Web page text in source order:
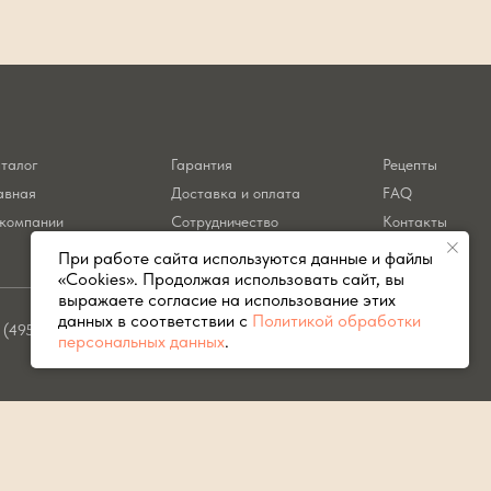
Гарантия
Доставка и оплата
Сотрудничество
Рецепты
FAQ
Контакты
(495) 183-91-32 info@primogrill.ru
При работе сайта используются данные и файлы
«Cookies». Продолжая использовать сайт, вы
выражаете согласие на использование этих
данных в соответствии с Политикой обработки
персональных данных.